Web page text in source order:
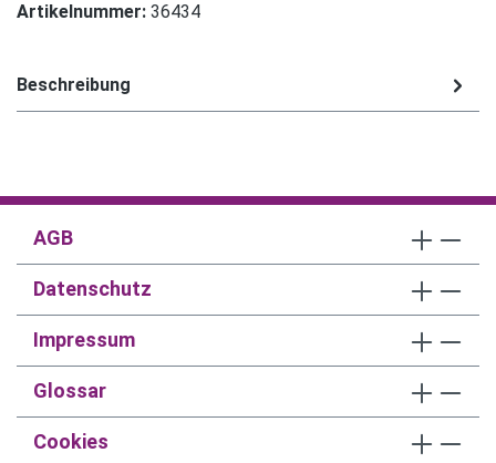
Artikelnummer: 36434
Beschreibung
AGB
Datenschutz
Impressum
Glossar
Cookies